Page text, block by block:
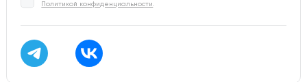
Политикой конфиденциальности .